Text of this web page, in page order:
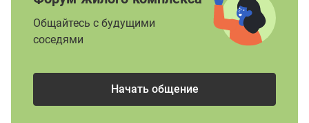
Общайтесь с будущими
соседями
Начать общение